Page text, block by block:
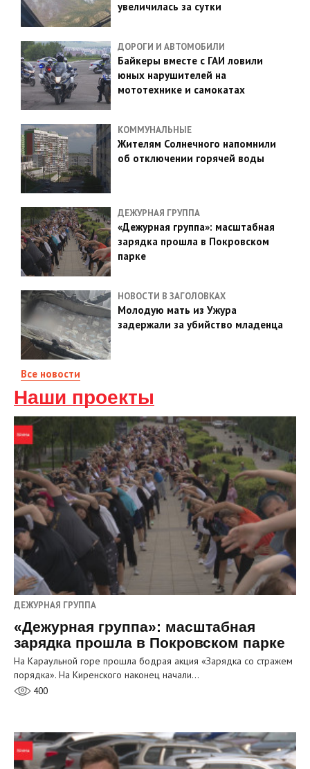
увеличилась за сутки
ДОРОГИ И АВТОМОБИЛИ
Байкеры вместе с ГАИ ловили
юных нарушителей на
мототехнике и самокатах
КОММУНАЛЬНЫЕ
Жителям Солнечного напомнили
об отключении горячей воды
ДЕЖУРНАЯ ГРУППА
«Дежурная группа»: масштабная
зарядка прошла в Покровском
парке
НОВОСТИ В ЗАГОЛОВКАХ
Молодую мать из Ужура
задержали за убийство младенца
Все новости
Наши проекты
ДЕЖУРНАЯ ГРУППА
«Дежурная группа»: масштабная
зарядка прошла в Покровском парке
На Караульной горе прошла бодрая акция «Зарядка со стражем
порядка». На Киренского наконец начали…
400